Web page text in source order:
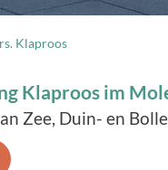
Klaproos
Klaproos im
Zee, Duin- en